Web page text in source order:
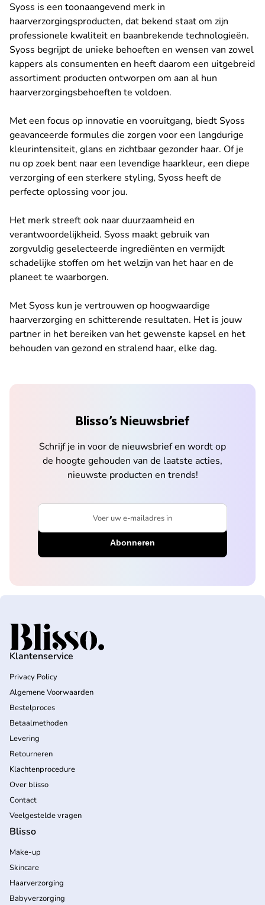
Syoss is een toonaangevend merk in
haarverzorgingsproducten, dat bekend staat om zijn
professionele kwaliteit en baanbrekende technologieën.
Syoss begrijpt de unieke behoeften en wensen van zowel
kappers als consumenten en heeft daarom een uitgebreid
assortiment producten ontworpen om aan al hun
haarverzorgingsbehoeften te voldoen.
Met een focus op innovatie en vooruitgang, biedt Syoss
geavanceerde formules die zorgen voor een langdurige
kleurintensiteit, glans en zichtbaar gezonder haar. Of je
nu op zoek bent naar een levendige haarkleur, een diepe
verzorging of een sterkere styling, Syoss heeft de
perfecte oplossing voor jou.
Het merk streeft ook naar duurzaamheid en
verantwoordelijkheid. Syoss maakt gebruik van
zorgvuldig geselecteerde ingrediënten en vermijdt
schadelijke stoffen om het welzijn van het haar en de
planeet te waarborgen.
Met Syoss kun je vertrouwen op hoogwaardige
haarverzorging en schitterende resultaten. Het is jouw
partner in het bereiken van het gewenste kapsel en het
behouden van gezond en stralend haar, elke dag.
Blisso’s Nieuwsbrief
Schrijf je in voor de nieuwsbrief en wordt op
de hoogte gehouden van de laatste acties,
nieuwste producten en trends!
Voer uw e-mailadres in
Home
Klantenservice
Privacy Policy
Algemene Voorwaarden
Bestelproces
Betaalmethoden
Levering
Retourneren
Klachtenprocedure
Over blisso
Contact
Veelgestelde vragen
Blisso
Make-up
Skincare
Haarverzorging
Babyverzorging